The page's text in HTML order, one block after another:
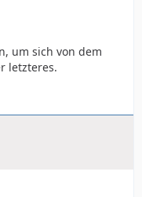
um sich von dem
letzteres.